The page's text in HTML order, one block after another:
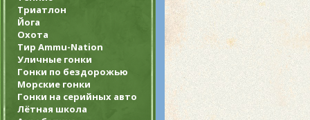
Триатлон
Йога
Охота
Тир Ammu-Nation
Уличные гонки
Гонки по бездорожью
Морские гонки
Гонки на серийных авто
Лётная школа